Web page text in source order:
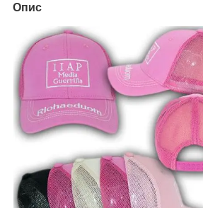
Опис